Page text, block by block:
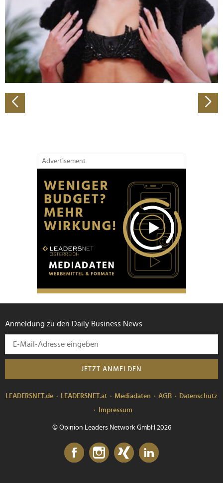
Abschnitt Einzelheitenfest.
Wir verwenden Cookies, um Inhalte und Anzeigen zu
personalisieren, Funktionen für soziale Medien anbieten
zu können und die Zugriffe auf unsere Website zu
analysieren. Außerdem geben wir Informationen zu Ihrer
Verwendung unserer Website an unsere Partner für
Partner führen diese Informationen möglicherweise mit
weiteren Daten zusammen, die Sie ihnen bereitgestellt
Advertisement
Anmeldung zu den Daily Business News
JETZT ANMELDEN
LEADERSNET.de LEADERSNET.at Mediadaten AGB
Datenschutz
Impressum
© Opinion Leaders Network GmbH 2026